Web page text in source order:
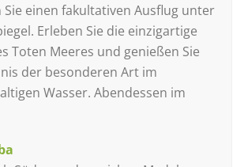
einen fakultativen Ausflug unter
Erleben Sie die einzigartige
Toten Meeres und genießen Sie
der besonderen Art im
Wasser. Abendessen im